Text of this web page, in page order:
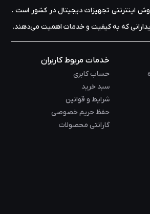
اینترنتی تجهیزات دیجیتال در کشور است .
که به کیفیت و خدمات اهمیت می‌دهند.
خدمات مربوط کاربران
حساب کابری
سبد خرید
شرایط و قوانین
حفظ حریم خصوصی
گارانتی محصولات